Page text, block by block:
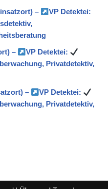
–
VP Detektei:
–
VP Detektei:
Privatdetektiv,
–
VP Detektei:
Privatdetektiv,